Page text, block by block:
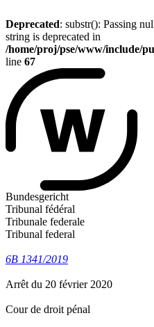
Deprecated: substr(): Passing
string is deprecated in
/home/proj/pse/www/include/
line 67
Bundesgericht
Tribunal fédéral
Tribunale federale
Tribunal federal
6B 1341/2019
Arrêt du 20 février 2020
Cour de droit pénal